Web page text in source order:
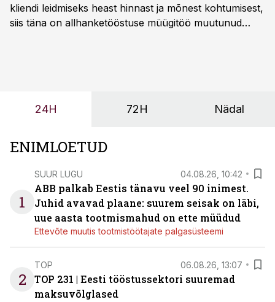
kliendi leidmiseks heast hinnast ja mõnest kohtumisest,
siis täna on allhanketööstuse müügitöö muutunud
24H 72H Nädal
ENIMLOETUD
1
SUUR LUGU 04.08.26, 10:42
ABB palkab Eestis tänavu veel 90 inimest.
Juhid avavad plaane: suurem seisak on läbi,
uue aasta tootmismahud on ette müüdud
Ettevõte muutis tootmistöötajate palgasüsteemi
2
TOP 06.08.26, 13:07
TOP 231 | Eesti tööstussektori suuremad
maksuvõlglased